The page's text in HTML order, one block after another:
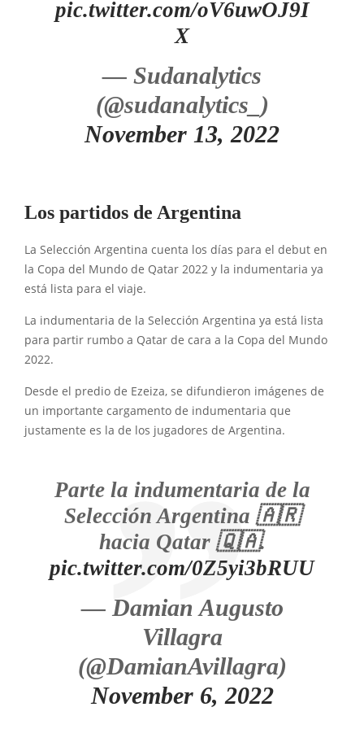
pic.twitter.com/oV6uwOJ9I
X
— Sudanalytics
(@sudanalytics_)
November 13, 2022
Los partidos de Argentina
La Selección Argentina cuenta los días para el debut en
la Copa del Mundo de Qatar 2022 y la indumentaria ya
está lista para el viaje.
La indumentaria de la Selección Argentina ya está lista
para partir rumbo a Qatar de cara a la Copa del Mundo
2022.
Desde el predio de Ezeiza, se difundieron imágenes de
un importante cargamento de indumentaria que
justamente es la de los jugadores de Argentina.
Parte la indumentaria de la
Selección Argentina 🇦🇷
hacia Qatar 🇶🇦.
pic.twitter.com/0Z5yi3bRUU
— Damian Augusto
Villagra
(@DamianAvillagra)
November 6, 2022